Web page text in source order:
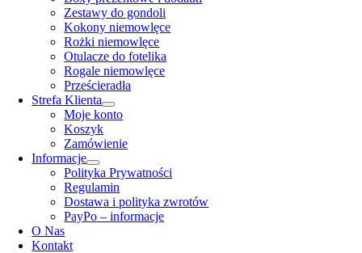
Zestawy do gondoli
Kokony niemowlęce
Rożki niemowlęce
Otulacze do fotelika
Rogale niemowlęce
Prześcieradła
Strefa Klienta
Moje konto
Koszyk
Zamówienie
Informacje
Polityka Prywatności
Regulamin
Dostawa i polityka zwrotów
PayPo – informacje
O Nas
Kontakt